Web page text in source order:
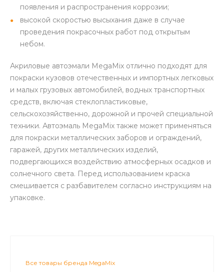
появления и распространения коррозии;
высокой скоростью высыхания даже в случае
проведения покрасочных работ под открытым
небом.
Акриловые автоэмали MegaMix отлично подходят для
покраски кузовов отечественных и импортных легковых
и малых грузовых автомобилей, водных транспортных
средств, включая стеклопластиковые,
сельскохозяйственно, дорожной и прочей специальной
техники. Автоэмаль MegaMix также может применяться
для покраски металлических заборов и ограждений,
гаражей, других металлических изделий,
подвергающихся воздействию атмосферных осадков и
солнечного света. Перед использованием краска
смешивается с разбавителем согласно инструкциям на
упаковке.
Все товары бренда MegaMix